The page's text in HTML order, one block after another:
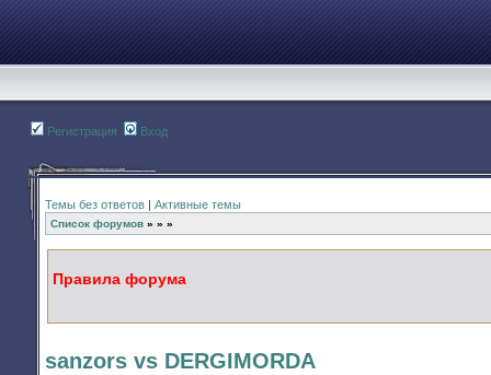
Регистрация Вход
Темы без ответов | Активные темы
Список форумов » » »
Правила форума
sanzors vs DERGIMORDA